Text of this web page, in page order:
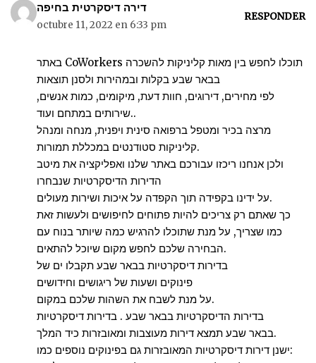
דירה דיסקרטית בחיפה
octubre 11, 2022 en 6:33 pm
RESPONDER
באתר CoWorkers תוכלו לחפש בין מאות קליניקות להשכרה
בבאר שבע בקלות ובמהירות ולסנן תוצאות
לפי מחירים, דירוגים, חוות דעת, מיקומים, כמות אנשים,
שירותים במתחם ועוד..
מרצה בכיר ומטפל ברפואה סינית ויפנית, מנחה ומנהל
קליניקות סטודנטים במכללת תמורות.
ולכן אנחנו ריכזו עבורכם באתר שלנו ואפליקציה את מיטב
הדירות הדיסקרטיות שנבחרו
על ידינו בקפידה תוך הקפדה על איכות ושירות מעולים.
כך שאתם רק צריכים להיות פתוחים לחיפושים ולעשות זאת
כמו שצריך, על מנת שתוכלו להרגיש כמה שיותר בנוח עם
הבחירה שלכם לחפש מקום שיוכל להתאים.
בדירות דיסקרטיות בבאר שבע תקבלו ים של
פינוקים ושעות של ריגושים וחידושים
על מנת לשבח את השהות שלכם במקום.
בדירות הדיסקרטיות בבאר שבע . בדירות דיסקרטיות
בבאר שבע תמצא דירות מעוצבות ומאובזרות כיד המלך.
ישנן דירות דיסקרטיות המאובזרות גם בפינוקים נוספים כמו: